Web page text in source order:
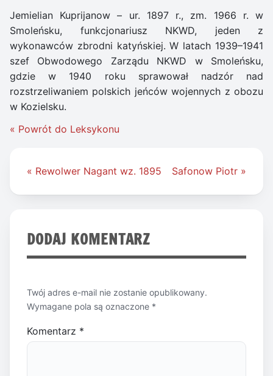
Jemielian Kuprijanow – ur. 1897 r., zm. 1966 r. w
Smoleńsku, funkcjonariusz NKWD, jeden z
wykonawców zbrodni katyńskiej. W latach 1939–1941
szef Obwodowego Zarządu NKWD w Smoleńsku,
gdzie w 1940 roku sprawował nadzór nad
rozstrzeliwaniem polskich jeńców wojennych z obozu
w Kozielsku.
« Powrót do Leksykonu
Nawigacja
« Rewolwer Nagant wz. 1895 Safonow Piotr »
DODAJ KOMENTARZ
Twój adres e-mail nie zostanie opublikowany.
Wymagane pola są oznaczone *
Komentarz *